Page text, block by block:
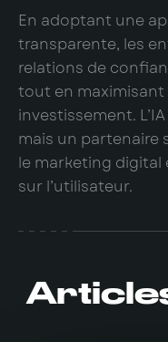
En adoptant une
transparente, les
relations de
tout en
investissement.
mais un
le marketing digital
sur l’utilisateur.